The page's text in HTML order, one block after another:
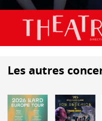
Les autres